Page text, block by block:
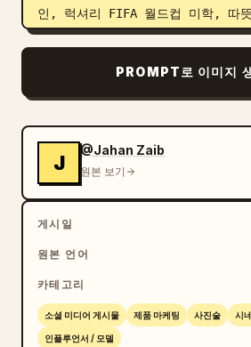
인, 럭셔리 FIFA 월드컵 미학, 따
명, 초선명한 눈, 얕은 피사계 심
임팩트, 편집 화보의 걸작, 하이퍼
직 3:4 비율. 저품질, 흐릿한 눈,
화, CGI, 중복된 팔다리, 부자연스
틱 같은 피부, 워터마크, 텍스트,
이즈, 모션 블러, 잘린 머리, 프레
형된 손가락, 비현실적인 비율.
PROMPT로 이미지
J
@Jahan Zaib
원본 보기
게시일
원본 언어
카테고리
소셜 미디어 게시물 제품 마케팅 사진술 시
인플루언서 / 모델